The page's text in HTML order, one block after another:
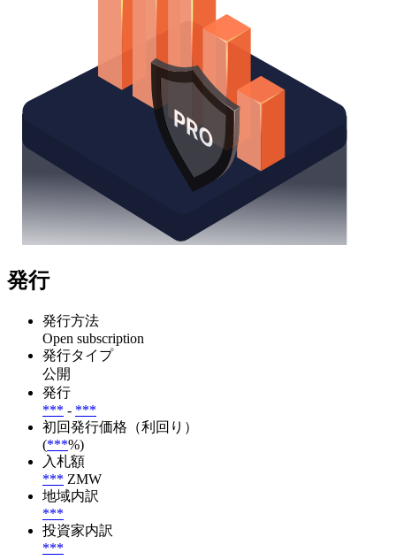
発行
発行方法
Open subscription
発行タイプ
公開
発行
*** - ***
初回発行価格（利回り）
(***%)
入札額
*** ZMW
地域内訳
***
投資家内訳
***